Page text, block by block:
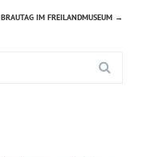
BRAUTAG IM FREILANDMUSEUM →